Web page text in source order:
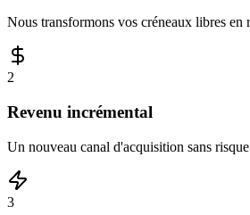
Nous transformons vos créneaux libres en
2
Revenu incrémental
Un nouveau canal d'acquisition sans
3